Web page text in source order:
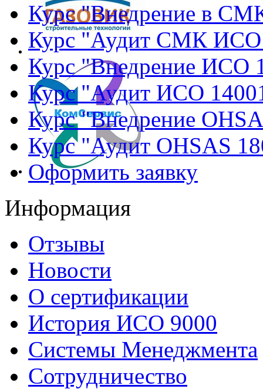
Курс "Внедрение в
Курс "Аудит СМК ИСО
Курс "Внедрение ИСО
Курс "Аудит ИСО
Курс "Внедрение
Курс "Аудит OHSAS
Оформить заявку
Информация
Отзывы
Новости
О сертификации
История ИСО 9000
Системы Менеджмента
Сотрудничество